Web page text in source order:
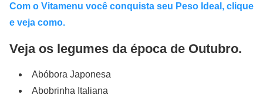
Com o Vitamenu você conquista seu Peso Ideal, clique
e veja como.
Veja os legumes da época de Outubro.
Abóbora Japonesa
Abobrinha Italiana